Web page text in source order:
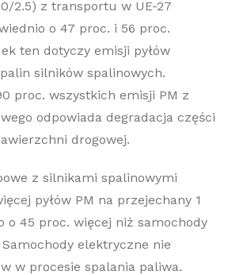
2.5) z transportu w UE-27
o 47 proc. i 56 proc.
ten dotyczy emisji pyłów
silników spalinowych.
proc. wszystkich emisji PM z
odpowiada degradacja części
drogowej.
z silnikami spalinowymi
pyłów PM na przejechany 1
o 45 proc. więcej niż samochody
elektryczne nie
w procesie spalania paliwa.